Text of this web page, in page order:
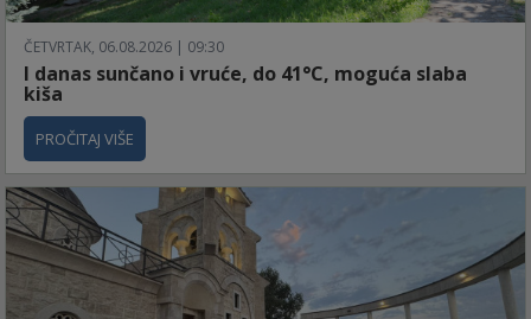
ČETVRTAK, 06.08.2026 | 09:30
I danas sunčano i vruće, do 41°C, moguća slaba
kiša
PROČITAJ VIŠE